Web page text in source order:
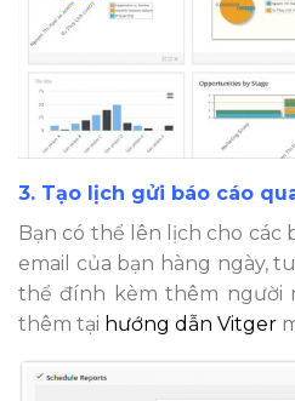
3. Tạo lịch gửi báo cáo
Bạn có thể lên lịch cho các
email của bạn hàng ngày,
thể đính kèm thêm người
thêm tại hướng dẫn Vitger